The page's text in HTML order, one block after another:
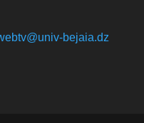
bejaia.dz